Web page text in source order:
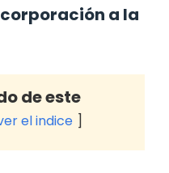
a la
de este
el indice